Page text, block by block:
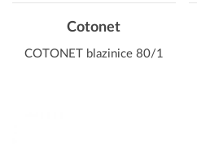
Cotonet
COTONET blazinice 80/1